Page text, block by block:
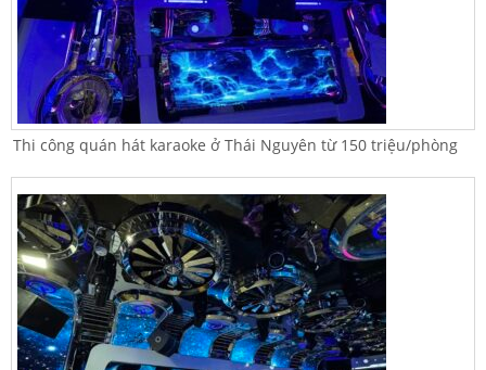
Thi công quán hát karaoke ở Thái Nguyên từ 150 triệu/phòng